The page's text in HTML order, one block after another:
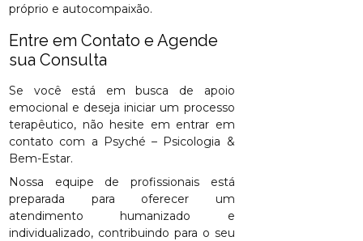
próprio e autocompaixão.
Entre em Contato e Agende
sua Consulta
Se você está em busca de apoio
emocional e deseja iniciar um processo
terapêutico, não hesite em entrar em
contato com a Psyché – Psicologia &
Bem-Estar.
Nossa equipe de profissionais está
preparada para oferecer um
atendimento humanizado e
individualizado, contribuindo para o seu